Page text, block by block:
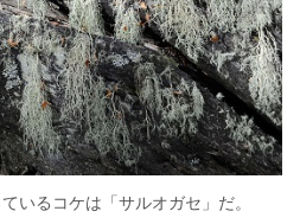
いるコケは「サルオガセ」だ。